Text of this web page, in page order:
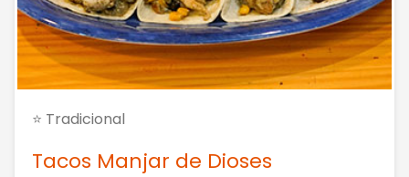
⭐ Tradicional
Tacos Manjar de Dioses